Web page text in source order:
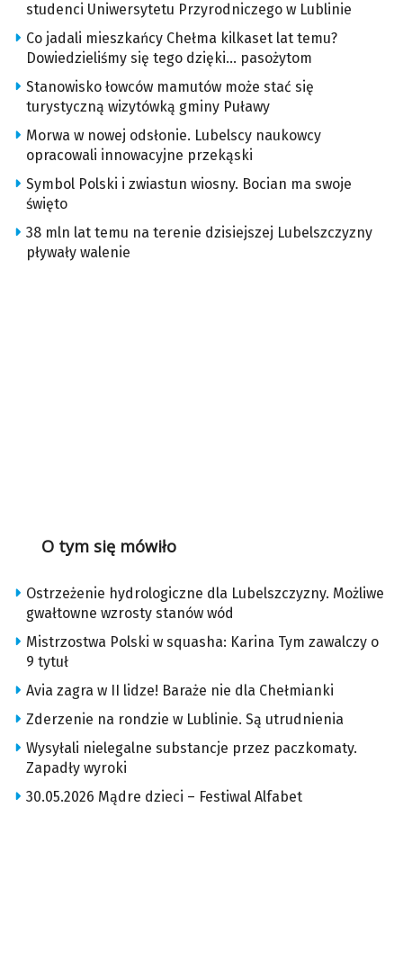
studenci Uniwersytetu Przyrodniczego w Lublinie
Co jadali mieszkańcy Chełma kilkaset lat temu?
Dowiedzieliśmy się tego dzięki… pasożytom
Stanowisko łowców mamutów może stać się
turystyczną wizytówką gminy Puławy
Morwa w nowej odsłonie. Lubelscy naukowcy
opracowali innowacyjne przekąski
Symbol Polski i zwiastun wiosny. Bocian ma swoje
święto
38 mln lat temu na terenie dzisiejszej Lubelszczyzny
pływały walenie
O tym się mówiło
Ostrzeżenie hydrologiczne dla Lubelszczyzny. Możliwe
gwałtowne wzrosty stanów wód
Mistrzostwa Polski w squasha: Karina Tym zawalczy o
9 tytuł
Avia zagra w II lidze! Baraże nie dla Chełmianki
Zderzenie na rondzie w Lublinie. Są utrudnienia
Wysyłali nielegalne substancje przez paczkomaty.
Zapadły wyroki
30.05.2026 Mądre dzieci – Festiwal Alfabet